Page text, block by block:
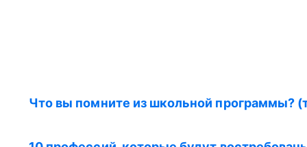
Что вы помните из школьной программы?